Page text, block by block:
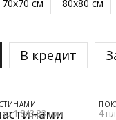
70х70 см 80х80 см
В кредит
1 843.33 грн 4